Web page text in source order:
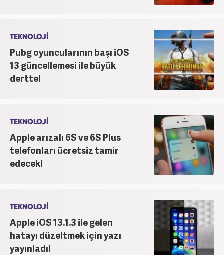
TEKNOLOJİ
Pubg oyuncularının başı iOS
13 güncellemesi ile büyük
dertte!
TEKNOLOJİ
Apple arızalı 6S ve 6S Plus
telefonları ücretsiz tamir
edecek!
TEKNOLOJİ
Apple iOS 13.1.3 ile gelen
hatayı düzeltmek için yazı
yayınladı!